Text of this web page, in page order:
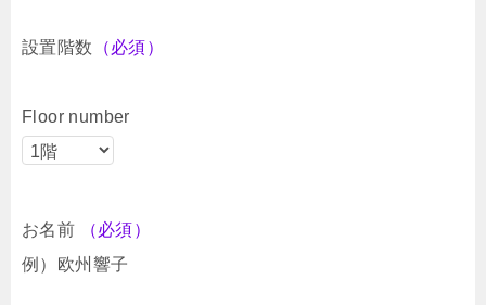
設置階数 （必須）
Floor number
お名前
（必須）
例）欧州響子